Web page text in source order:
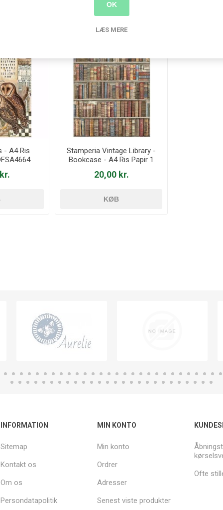
- A4 Ris
Stamperia Vintage Library -
Bookcase - A4 Ris Papir 1
ark - DFSA4754
20,00 kr.
KØB
INFORMATION
Sitemap
Kontakt os
Om os
Persondatapolitik
MIN KONTO
Min konto
Ordrer
Adresser
Senest viste produkter
Ofte
OK
LÆS MERE